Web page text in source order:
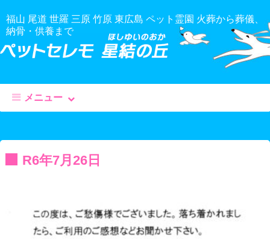
福山 尾道 世羅 三原 竹原 東広島 ペット霊園 火葬から葬儀、
納骨・供養まで
メニュー
R6年7月26日